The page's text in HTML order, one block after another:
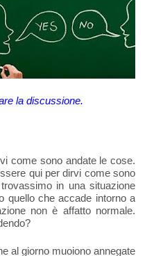
la discussione.
come sono andate le cose.
qui per dirvi come sono
in una situazione
quello che accade intorno a
non è affatto normale.
al giorno muoiono annegate